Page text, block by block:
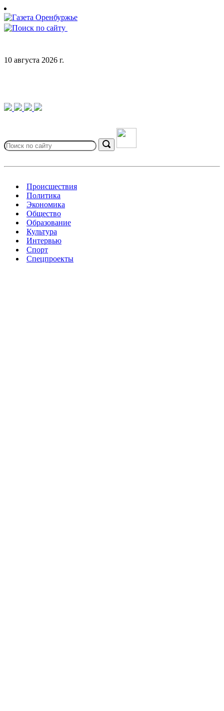
Skip
to
content
10 августа 2026 г.
for:
Search
Происшествия
Политика
Экономика
Общество
Образование
Культура
Интервью
Спорт
Спецпроекты